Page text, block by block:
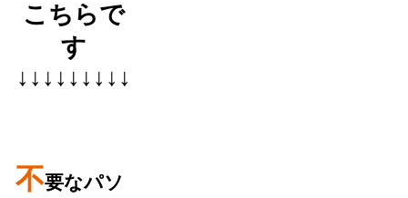
こちらで
す
↓↓↓↓↓↓↓↓↓
不要なパソ